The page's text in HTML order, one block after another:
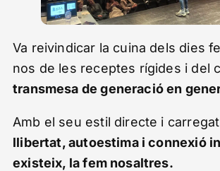
Va reivindicar la cuina dels dies
nos de les receptes rígides i del
transmesa de generació en
Amb el seu estil directe i
llibertat, autoestima i connexió
existeix, la fem nosaltres.